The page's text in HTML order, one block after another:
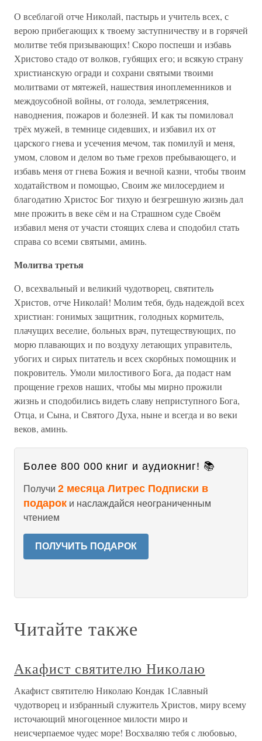
О всеблагой отче Николай, пастырь и учитель всех, с
верою прибегающих к твоему заступничеству и в горячей
молитве тебя призывающих! Скоро поспеши и избавь
Христово стадо от волков, губящих его; и всякую страну
христианскую огради и сохрани святыми твоими
молитвами от мятежей, нашествия иноплеменников и
междоусобной войны, от голода, землетрясения,
наводнения, пожаров и болезней. И как ты помиловал
трёх мужей, в темнице сидевших, и избавил их от
царского гнева и усечения мечом, так помилуй и меня,
умом, словом и делом во тьме грехов пребывающего, и
избавь меня от гнева Божия и вечной казни, чтобы твоим
ходатайством и помощью, Своим же милосердием и
благодатию Христос Бог тихую и безгрешную жизнь дал
мне прожить в веке сём и на Страшном суде Своём
избавил меня от участи стоящих слева и сподобил стать
справа со всеми святыми, аминь.
Молитва третья
О, всехвальный и великий чудотворец, святитель
Христов, отче Николай! Молим тебя, будь надеждой всех
христиан: гонимых защитник, голодных кормитель,
плачущих веселие, больных врач, путеществующих, по
морю плавающих и по воздуху летающих управитель,
убогих и сирых питатель и всех скорбных помощник и
покровитель. Умоли милостивого Бога, да подаст нам
прощение грехов наших, чтобы мы мирно прожили
жизнь и сподобились видеть славу неприступного Бога,
Отца, и Сына, и Святого Духа, ныне и всегда и во веки
веков, аминь.
Более 800 000 книг и аудиокниг! 📚
Получи 2 месяца Литрес Подписки в
подарок и наслаждайся неограниченным
чтением
ПОЛУЧИТЬ ПОДАРОК
Читайте также
Акафист святителю Николаю
Акафист святителю Николаю Кондак 1Славный
чудотворец и избранный служитель Христов, миру всему
источающий многоценное милости миро и
неисчерпаемое чудес море! Восхваляю тебя с любовью,